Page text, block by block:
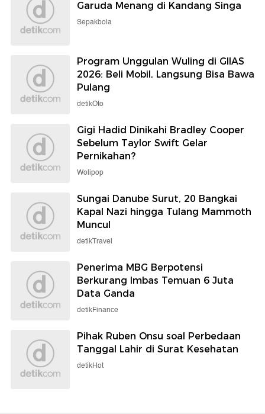
Garuda Menang di Kandang Singa
Sepakbola
Program Unggulan Wuling di GIIAS
2026: Beli Mobil, Langsung Bisa Bawa
Pulang
detikOto
Gigi Hadid Dinikahi Bradley Cooper
Sebelum Taylor Swift Gelar
Pernikahan?
Wolipop
Sungai Danube Surut, 20 Bangkai
Kapal Nazi hingga Tulang Mammoth
Muncul
detikTravel
Penerima MBG Berpotensi
Berkurang Imbas Temuan 6 Juta
Data Ganda
detikFinance
Pihak Ruben Onsu soal Perbedaan
Tanggal Lahir di Surat Kesehatan
detikHot